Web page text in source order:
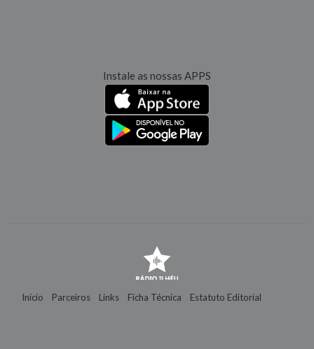
Instale as nossas APPS
Início Parceiros Links Ficha Técnica Estatuto Editorial